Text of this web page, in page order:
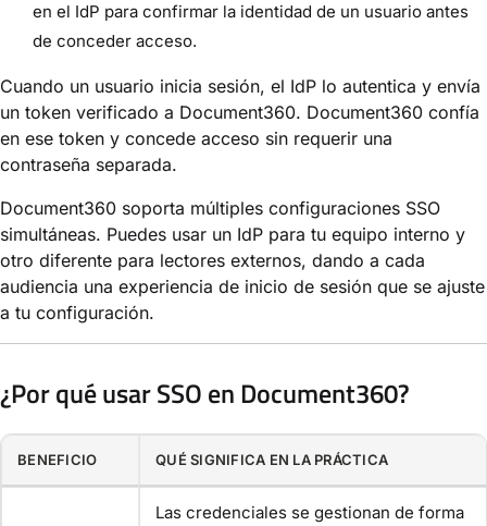
en el IdP para confirmar la identidad de un usuario antes
de conceder acceso.
Cuando un usuario inicia sesión, el IdP lo autentica y envía
un token verificado a Document360. Document360 confía
en ese token y concede acceso sin requerir una
contraseña separada.
Document360 soporta múltiples configuraciones SSO
simultáneas. Puedes usar un IdP para tu equipo interno y
otro diferente para lectores externos, dando a cada
audiencia una experiencia de inicio de sesión que se ajuste
a tu configuración.
¿Por qué usar SSO en Document360?
BENEFICIO QUÉ SIGNIFICA EN LA PRÁCTICA
Las credenciales se gestionan de forma